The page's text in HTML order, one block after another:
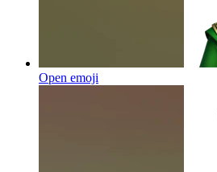
Open emoji